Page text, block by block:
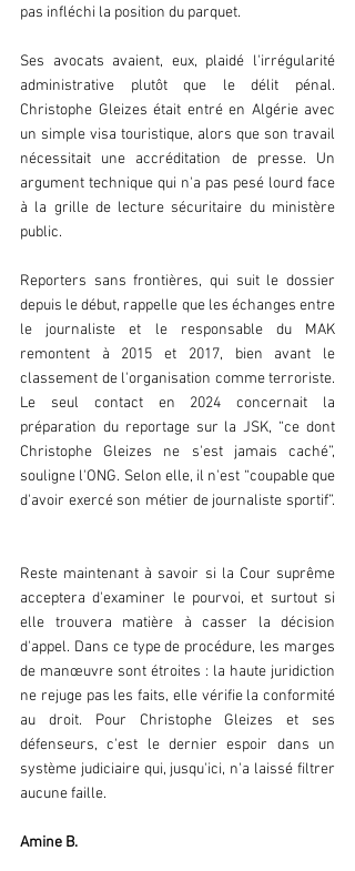
pas infléchi la position du parquet.
Ses avocats avaient, eux, plaidé l'irrégularité
administrative plutôt que le délit pénal.
Christophe Gleizes était entré en Algérie avec
un simple visa touristique, alors que son travail
nécessitait une accréditation de presse. Un
argument technique qui n'a pas pesé lourd face
à la grille de lecture sécuritaire du ministère
public.
Reporters sans frontières, qui suit le dossier
depuis le début, rappelle que les échanges entre
le journaliste et le responsable du MAK
remontent à 2015 et 2017, bien avant le
classement de l'organisation comme terroriste.
Le seul contact en 2024 concernait la
préparation du reportage sur la JSK, “ce dont
Christophe Gleizes ne s'est jamais caché”,
souligne l'ONG. Selon elle, il n'est “coupable que
d'avoir exercé son métier de journaliste sportif”.
Reste maintenant à savoir si la Cour suprême
acceptera d'examiner le pourvoi, et surtout si
elle trouvera matière à casser la décision
d'appel. Dans ce type de procédure, les marges
de manœuvre sont étroites : la haute juridiction
ne rejuge pas les faits, elle vérifie la conformité
au droit. Pour Christophe Gleizes et ses
défenseurs, c'est le dernier espoir dans un
système judiciaire qui, jusqu'ici, n'a laissé filtrer
aucune faille.
Amine B.